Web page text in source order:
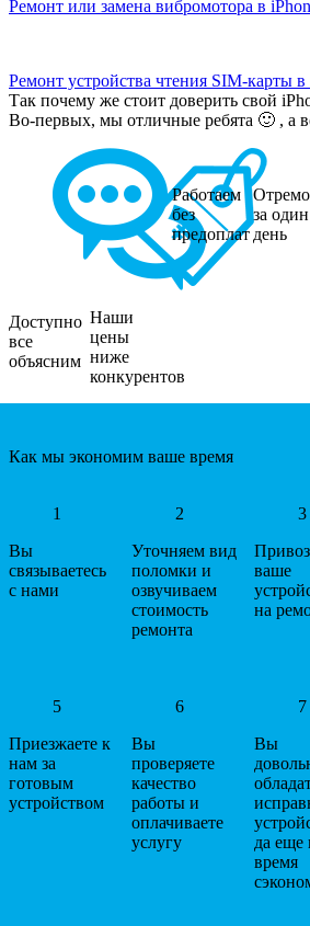
Ремонт или замена вибромотора в
Ремонт устройства чтения SIM-карты в
Так почему же стоит доверить свой
Во-первых, мы отличные ребята 🙂 , а
Доступно
все
объясним
Наши
цены
ниже
конкурентов
Работаем
без
предоплат
за один
день
Как мы экономим ваше время
1
Вы
связываетесь
с нами
2
Уточняем вид
поломки и
озвучиваем
стоимость
ремонта
3
ваше
на
5
Приезжаете к
нам за
готовым
устройством
6
Вы
проверяете
качество
работы и
оплачиваете
услугу
7
Вы
да еще
время